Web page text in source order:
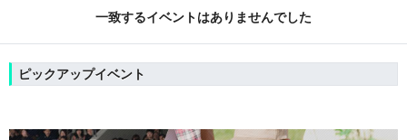
一致するイベントはありませんでした
ピックアップイベント